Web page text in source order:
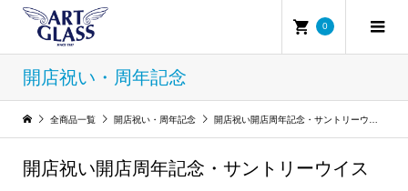
0
開店祝い・周年記念
全商品一覧 開店祝い・周年記念 開店祝い開店周年記念・サントリーウイスキー角瓶1本入
開店祝い開店周年記念・サントリーウイス